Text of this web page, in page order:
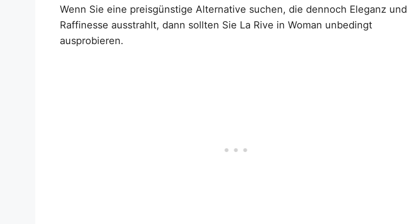
Wenn Sie eine preisgünstige Alternative suchen, die dennoch Eleganz und
Raffinesse ausstrahlt, dann sollten Sie La Rive in Woman unbedingt
ausprobieren.